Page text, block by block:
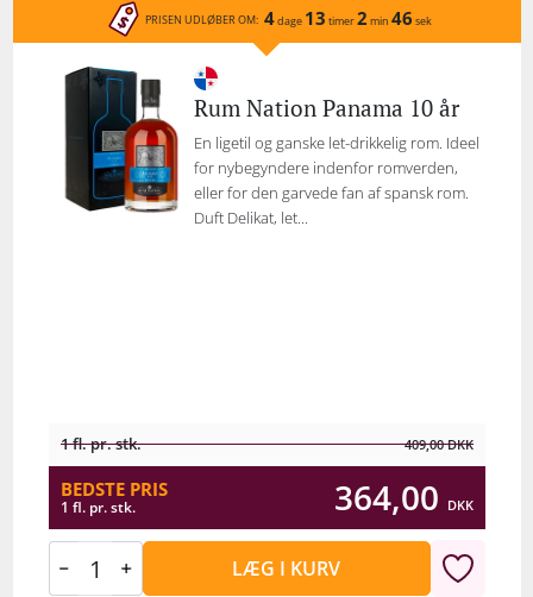
PRISEN UDLØBER OM: 4dage 13 timer2 min 46 sek
Rum Nation Panama 10 år
En ligetil og ganske let-drikkelig rom. Ideel
for nybegyndere indenfor romverden,
eller for den garvede fan af spansk rom.
Duft Delikat, let...
1 fl. pr. stk. 409,00DKK
BEDSTE PRIS
1 fl. pr. stk. 364,00 DKK
LÆG I KURV